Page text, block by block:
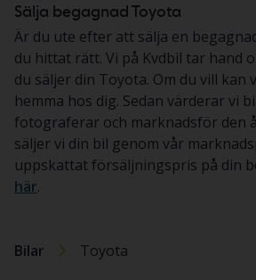
Sälja begagnad Toyota
Är du ute efter att sälja en
du hittat rätt. Vi på Kvdbil tar hand
du säljer din Toyota. Om du vill kan
hemma hos dig. Sedan värderar vi
fotograferar och marknadsför den
säljer vi din bil genom vår
uppskattat försäljningspris på din
här.
Bilar Toyota